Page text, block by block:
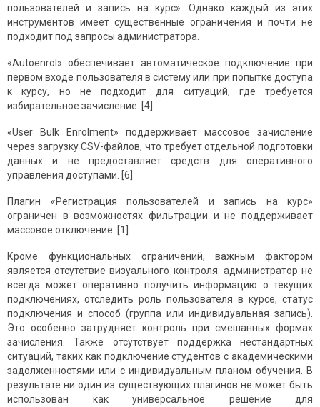
пользователей и запись на курс». Однако каждый из этих
инструментов имеет существенные ограничения и почти не
подходит под запросы администратора.
«Autoenrol» обеспечивает автоматическое подключение при
первом входе пользователя в систему или при попытке доступа
к курсу, но не подходит для ситуаций, где требуется
избирательное зачисление. [4]
«User Bulk Enrolment» поддерживает массовое зачисление
через загрузку CSV-файлов, что требует отдельной подготовки
данных и не предоставляет средств для оперативного
управления доступами. [6]
Плагин «Регистрация пользователей и запись на курс»
ограничен в возможностях фильтрации и не поддерживает
массовое отключение. [1]
Кроме функциональных ограничений, важным фактором
является отсутствие визуального контроля: администратор не
всегда может оперативно получить информацию о текущих
подключениях, отследить роль пользователя в курсе, статус
подключения и способ (группа или индивидуальная запись).
Это особенно затрудняет контроль при смешанных формах
зачисления. Также отсутствует поддержка нестандартных
ситуаций, таких как подключение студентов с академическими
задолженностями или с индивидуальным планом обучения. В
результате ни один из существующих плагинов не может быть
использован как универсальное решение для